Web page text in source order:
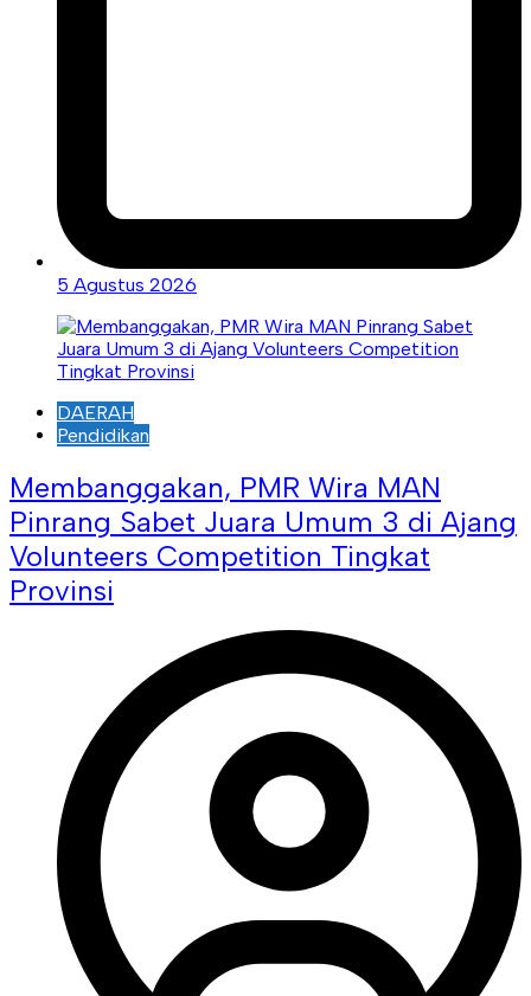
5 Agustus 2026
DAERAH
Pendidikan
Membanggakan, PMR Wira MAN
Pinrang Sabet Juara Umum 3 di Ajang
Volunteers Competition Tingkat
Provinsi